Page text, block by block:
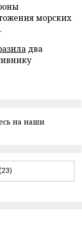
морских
два
на наши
(23)